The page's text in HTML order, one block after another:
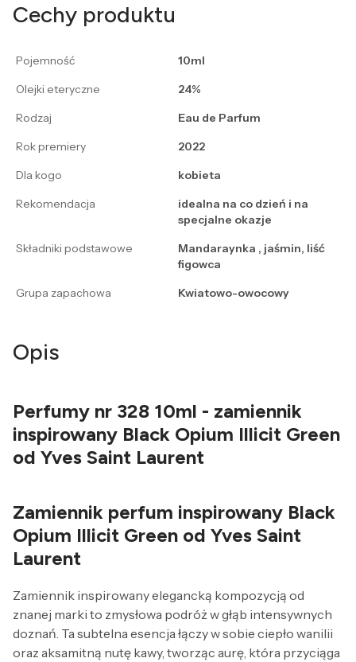
Cechy produktu
Pojemność
10ml
Olejki eteryczne
24%
Rodzaj
Eau de Parfum
Rok premiery
2022
Dla kogo
kobieta
Rekomendacja
idealna na co dzień i na
specjalne okazje
Składniki podstawowe
Mandaraynka , jaśmin, liść
figowca
Grupa zapachowa
Kwiatowo-owocowy
Opis
Perfumy nr 328 10ml - zamiennik
inspirowany Black Opium Illicit Green
od Yves Saint Laurent
Zamiennik perfum inspirowany Black
Opium Illicit Green od Yves Saint
Laurent
Zamiennik inspirowany elegancką kompozycją od
znanej marki to zmysłowa podróż w głąb intensywnych
doznań. Ta subtelna esencja łączy w sobie ciepło wanilii
oraz aksamitną nutę kawy, tworząc aurę, która przyciąga